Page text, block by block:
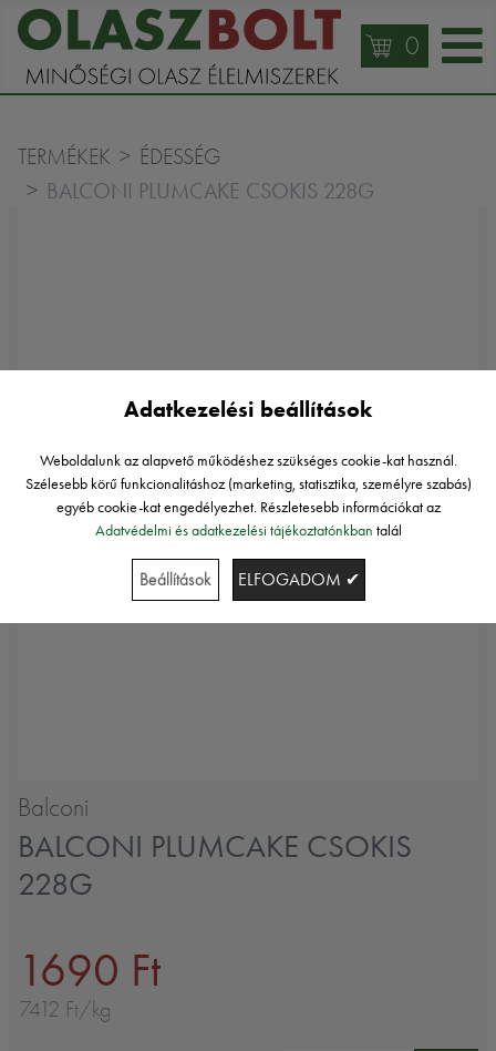
0
TERMÉKEK ÉDESSÉG
BALCONI PLUMCAKE CSOKIS 228G
Balconi
BALCONI PLUMCAKE CSOKIS
228G
1690 Ft
7412 Ft/kg
Adatkezelési beállítások
Weboldalunk az alapvető működéshez szükséges cookie-kat használ.
Szélesebb körű funkcionalitáshoz (marketing, statisztika, személyre szabás)
egyéb cookie-kat engedélyezhet. Részletesebb információkat az
Adatvédelmi és adatkezelési tájékoztatónkban talál
Beállítások ELFOGADOM ✔